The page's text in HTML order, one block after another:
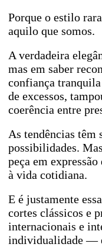
Porque o estilo
aquilo que somos.
A verdadeira
mas em saber
confiança tranquila
de excessos,
coerência entre
As tendências
possibilidades.
peça em
à vida cotidiana.
E é justamente
cortes clássicos e
internacionais e
individualidade —